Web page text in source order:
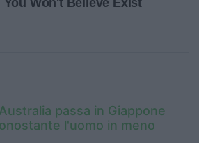
passa in Giappone
l'uomo in meno